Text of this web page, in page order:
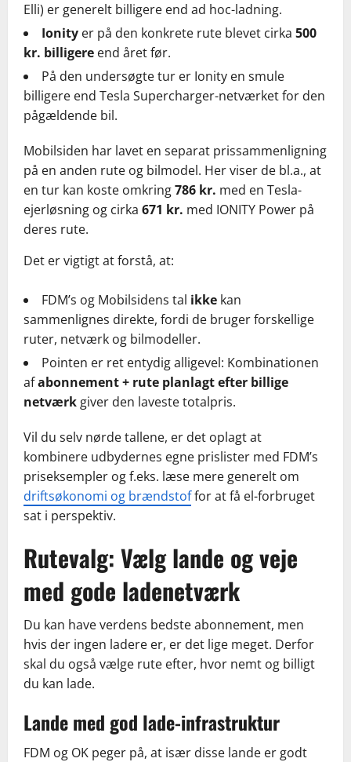
Elli) er generelt billigere end ad hoc-ladning.
Ionity er på den konkrete rute blevet cirka 500
kr. billigere end året før.
På den undersøgte tur er Ionity en smule
billigere end Tesla Supercharger-netværket for den
pågældende bil.
Mobilsiden har lavet en separat prissammenligning
på en anden rute og bilmodel. Her viser de bl.a., at
en tur kan koste omkring786 kr. med en Tesla-
ejerløsning og cirka 671 kr. med IONITY Power på
deres rute.
Det er vigtigt at forstå, at:
FDM’s og Mobilsidens tal ikke kan
sammenlignes direkte, fordi de bruger forskellige
ruter, netværk og bilmodeller.
Pointen er ret entydig alligevel: Kombinationen
afabonnement + rute planlagt efter billige
netværk giver den laveste totalpris.
Vil du selv nørde tallene, er det oplagt at
kombinere udbydernes egne prislister med FDM’s
priseksempler og f.eks. læse mere generelt om
driftsøkonomi og brændstoffor at få el-forbruget
sat i perspektiv.
Rutevalg: Vælg lande og veje
med gode ladenetværk
Du kan have verdens bedste abonnement, men
hvis der ingen ladere er, er det lige meget. Derfor
skal du også vælge rute efter, hvor nemt og billigt
du kan lade.
Lande med god lade-infrastruktur
FDM og OK peger på, at især disse lande er godt